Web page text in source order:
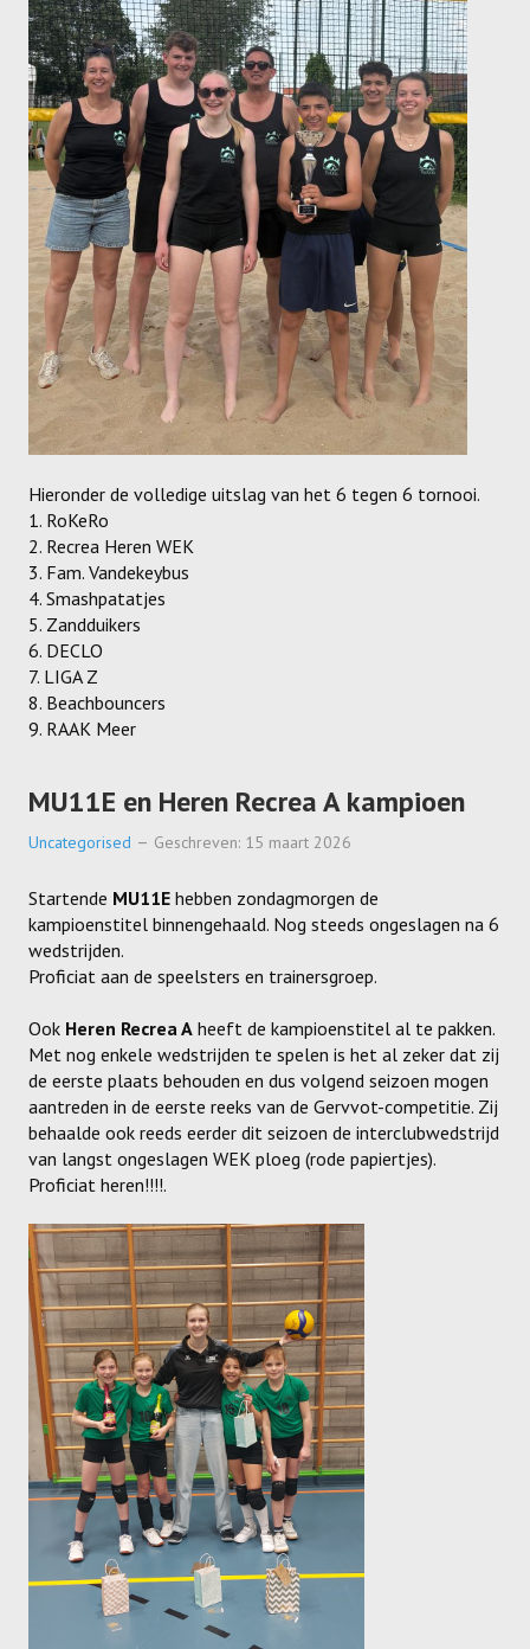
Dames E
Dames F
Heren
Heren A
Heren B
Heren C
Recrea
Dames Recrea A
Dames Recrea B
Heren Recrea A
Heren Recrea B
Heren Recrea C
KALENDER
CONTACT
GESCHIEDENIS
SPONSORS
ACTIVITEITEN
JEUGDSTAGE
WINTER WEEKEND
JEUGDDAG
BEACHVOLLEY
CLUBSHOP
LIVE SCORE
Hieronder de volledige uitslag van het 6 tegen 6 tornooi.
1. RoKeRo
2. Recrea Heren WEK
3. Fam. Vandekeybus
4. Smashpatatjes
5. Zandduikers
6. DECLO
7. LIGA Z
8. Beachbouncers
9. RAAK Meer
MU11E en Heren Recrea A kampioen
Uncategorised Geschreven: 15 maart 2026
Startende MU11E hebben zondagmorgen de
kampioenstitel binnengehaald. Nog steeds ongeslagen na 6
wedstrijden.
Proficiat aan de speelsters en trainersgroep.
Ook Heren Recrea A heeft de kampioenstitel al te pakken.
Met nog enkele wedstrijden te spelen is het al zeker dat zij
de eerste plaats behouden en dus volgend seizoen mogen
aantreden in de eerste reeks van de Gervvot-competitie. Zij
behaalde ook reeds eerder dit seizoen de interclubwedstrijd
van langst ongeslagen WEK ploeg (rode papiertjes).
Proficiat heren!!!!.